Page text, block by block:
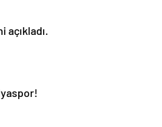
açıkladı.